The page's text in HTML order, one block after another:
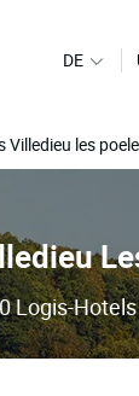
DE
Villedieu les
Logis-